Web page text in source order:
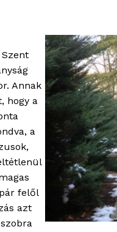
Annak
hogy a
a
felől
azt